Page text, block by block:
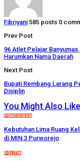
Fibriyani 585 posts 0
Prev Post
96 Atlet Pelajar
Harumkan Nama Daerah
Next Post
Bupati Rembang Larang
Disiplin
You Might Also Like
PENDIDIKAN
Kebutuhan Lima Ruang
di MIN 3 Purworejo
POLITIK